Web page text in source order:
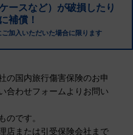
ースなど）が破損したり
補償！
加入いただいた場合に限ります
の国内旅行傷害保険のお申
合わせフォームよりお問い
のです。
店または引受保険会社まで